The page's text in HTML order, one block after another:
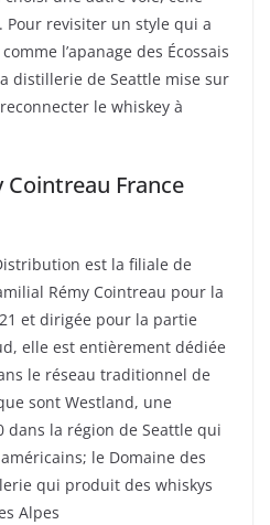
Pour revisiter un style qui a
l’apanage des Écossais
distillerie de Seattle mise sur
le whiskey à
Cointreau France
est la filiale de
Rémy Cointreau pour la
et dirigée pour la partie
elle est entièrement dédiée
le réseau traditionnel de
sont Westland, une
la région de Seattle qui
le Domaine des
qui produit des whiskys
Alpes